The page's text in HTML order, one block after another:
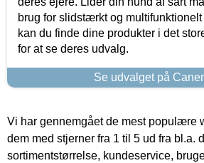
brug for slidstærkt og
kan du finde dine produkter i det
for at se deres udvalg.
Se udvalget på
Vi har gennemgået de mest populære
dem med stjerner fra 1 til 5 ud fra bl.a.
sortimentstørrelse, kundeservice,